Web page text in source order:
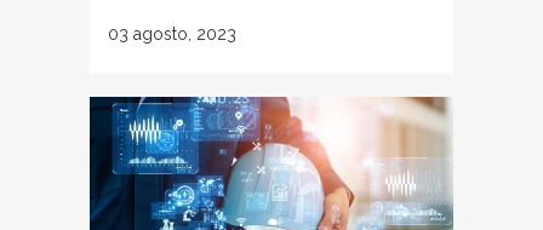
03 agosto, 2023